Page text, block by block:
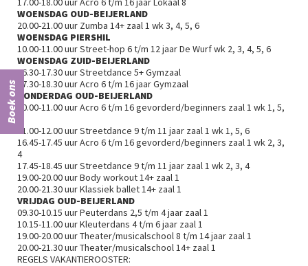
Boek ons
WOENSDAG OUD-BEIJERLAND
20.00-21.00 uur Zumba 14+ zaal 1 wk 3, 4, 5, 6
WOENSDAG PIERSHIL
10.00-11.00 uur Street-hop 6 t/m 12 jaar De Wurf wk 2, 3, 4, 5, 6
WOENSDAG ZUID-BEIJERLAND
16.30-17.30 uur Streetdance 5+ Gymzaal
17.30-18.30 uur Acro 6 t/m 16 jaar Gymzaal
DONDERDAG OUD-BEIJERLAND
10.00-11.00 uur Acro 6 t/m 16 gevorderd/beginners zaal 1 wk 1, 5,
11.00-12.00 uur Streetdance 9 t/m 11 jaar zaal 1 wk 1, 5, 6
16.45-17.45 uur Acro 6 t/m 16 gevorderd/beginners zaal 1 wk 2, 3,
4
17.45-18.45 uur Streetdance 9 t/m 11 jaar zaal 1 wk 2, 3, 4
19.00-20.00 uur Body workout 14+ zaal 1
20.00-21.30 uur Klassiek ballet 14+ zaal 1
VRIJDAG OUD-BEIJERLAND
09.30-10.15 uur Peuterdans 2,5 t/m 4 jaar zaal 1
10.15-11.00 uur Kleuterdans 4 t/m 6 jaar zaal 1
19.00-20.00 uur Theater/musicalschool 8 t/m 14 jaar zaal 1
20.00-21.30 uur Theater/musicalschool 14+ zaal 1
REGELS VAKANTIEROOSTER: